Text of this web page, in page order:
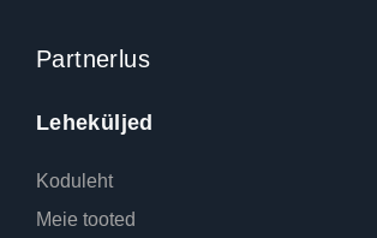
Partnerlus
Leheküljed
Koduleht
Meie tooted